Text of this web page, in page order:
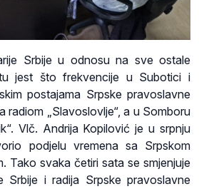
Srbije u odnosu na sve ostale
jest što frekvencije u Subotici i
postajama Srpske pravoslavne
radiom „Slavoslovlje“, a u Somboru
Vlč. Andrija Kopilović je u srpnju
podjelu vremena sa Srpskom
Tako svaka četiri sata se smjenjuje
Srbije i radija Srpske pravoslavne